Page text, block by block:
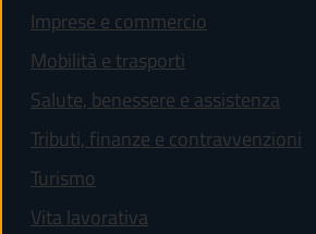
Imprese e commercio
Mobilità e trasporti
Salute, benessere e assistenza
Tributi, finanze e contravvenzioni
Turismo
Vita lavorativa